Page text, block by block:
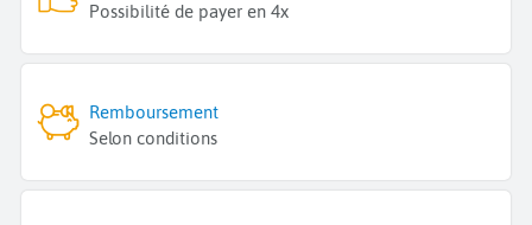
Possibilité de payer en 4x
Remboursement
Selon conditions